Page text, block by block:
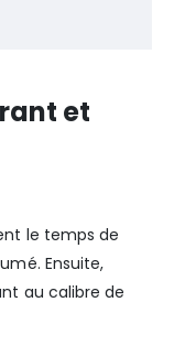
et
le temps de
Ensuite,
au calibre de